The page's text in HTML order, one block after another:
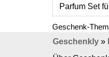
Parfum Set
Geschenk-
Geschenkly »